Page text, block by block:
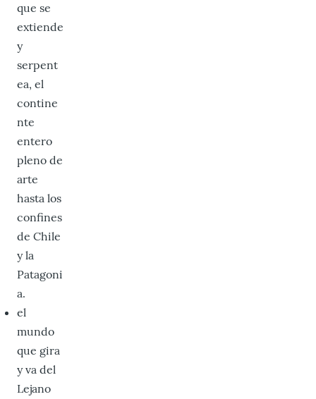
que se
extiende
y
serpent
ea, el
contine
nte
entero
pleno de
arte
hasta los
confines
de Chile
y la
Patagoni
a.
el
mundo
que gira
y va del
Lejano